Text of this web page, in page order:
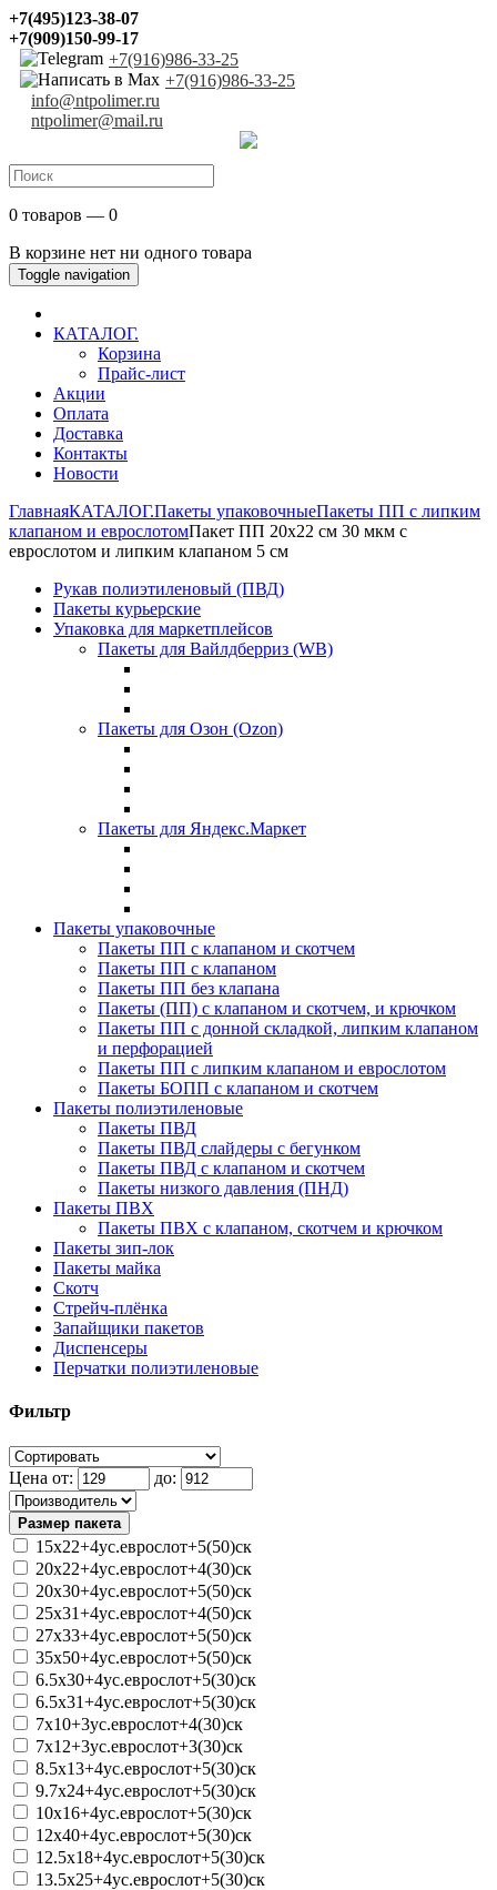
+7(495)123-38-07
+7(909)150-99-17
+7(916)986-33-25
+7(916)986-33-25
info@ntpolimer.ru
ntpolimer@mail.ru
0 товаров — 0
В корзине нет ни одного товара
Toggle navigation
КАТАЛОГ.
Корзина
Прайс-лист
Акции
Оплата
Доставка
Контакты
Новости
ГлавнаяКАТАЛОГ.Пакеты упаковочныеПакеты ПП с липким
клапаном и еврослотомПакет ПП 20х22 см 30 мкм с
еврослотом и липким клапаном 5 см
Рукав полиэтиленовый (ПВД)
Пакеты курьерские
Упаковка для маркетплейсов
Пакеты для Вайлдберриз (WB)
Пакеты для Озон (Ozon)
Пакеты для Яндекс.Маркет
Пакеты упаковочные
Пакеты ПП с клапаном и скотчем
Пакеты ПП с клапаном
Пакеты ПП без клапана
Пакеты (ПП) с клапаном и скотчем, и крючком
Пакеты ПП с донной складкой, липким клапаном
и перфорацией
Пакеты ПП с липким клапаном и еврослотом
Пакеты БОПП с клапаном и скотчем
Пакеты полиэтиленовые
Пакеты ПВД
Пакеты ПВД слайдеры с бегунком
Пакеты ПВД с клапаном и скотчем
Пакеты низкого давления (ПНД)
Пакеты ПВХ
Пакеты ПВХ с клапаном, скотчем и крючком
Пакеты зип-лок
Пакеты майка
Скотч
Стрейч-плёнка
Запайщики пакетов
Диспенсеры
Перчатки полиэтиленовые
Фильтр
Цена от: до:
Размер пакета
15х22+4ус.еврослот+5(50)ск
20х22+4ус.еврослот+4(30)ск
20х30+4ус.еврослот+5(50)ск
25х31+4ус.еврослот+4(50)ск
27х33+4ус.еврослот+5(50)ск
35х50+4ус.еврослот+5(50)ск
6.5х30+4ус.еврослот+5(30)ск
6.5х31+4ус.еврослот+5(30)ск
7х10+3ус.еврослот+4(30)ск
7х12+3ус.еврослот+3(30)ск
8.5х13+4ус.еврослот+5(30)ск
9.7х24+4ус.еврослот+5(30)ск
10х16+4ус.еврослот+5(30)ск
12х40+4ус.еврослот+5(30)ск
12.5х18+4ус.еврослот+5(30)ск
13.5х25+4ус.еврослот+5(30)ск